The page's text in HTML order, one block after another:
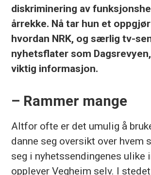
diskriminering av
årrekke. Nå tar hun et
hvordan NRK, og særlig tv-
nyhetsflater som
viktig informasjon.
– Rammer mange
Altfor ofte er det umulig å
danne seg oversikt over hvem
seg i nyhetssendingenes ulike
opplever Vegheim selv. I